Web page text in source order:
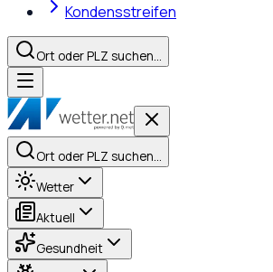
Kondensstreifen
Ort oder PLZ suchen…
Ort oder PLZ suchen…
Wetter
Aktuell
Gesundheit